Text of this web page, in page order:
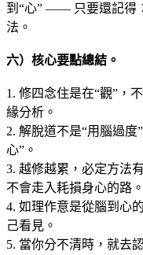
到“心” —— 只要還記得
法。
六）核心要點總結 。
1. 修四念住是在“觀”，
緣分析。
2. 解脫道不是“用腦過度
心”。
3. 越修越累，必定方法
不會走入耗損身心的路。
4. 如理作意是從腦到心
己看見。
5. 當你分不清時，就去